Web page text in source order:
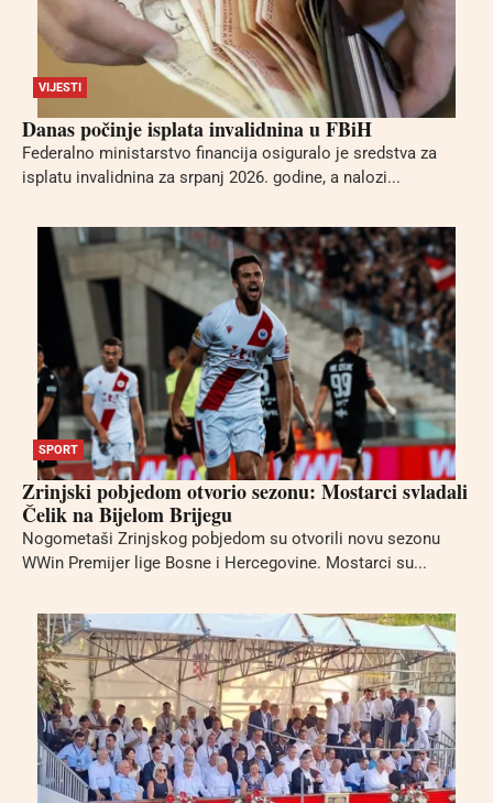
VIJESTI
Danas počinje isplata invalidnina u FBiH
Federalno ministarstvo financija osiguralo je sredstva za
isplatu invalidnina za srpanj 2026. godine, a nalozi...
SPORT
Zrinjski pobjedom otvorio sezonu: Mostarci svladali
Čelik na Bijelom Brijegu
Nogometaši Zrinjskog pobjedom su otvorili novu sezonu
WWin Premijer lige Bosne i Hercegovine. Mostarci su...